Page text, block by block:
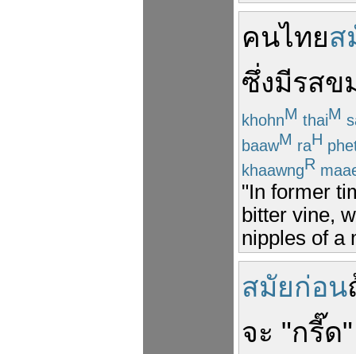
คนไทยส
ซึ่งมีรสข
khohnM thaiM
baawM raH
khaawngR
"In former
bitter vine,
nipples of a
สมัยก่อน
จะ "กรี๊ด"